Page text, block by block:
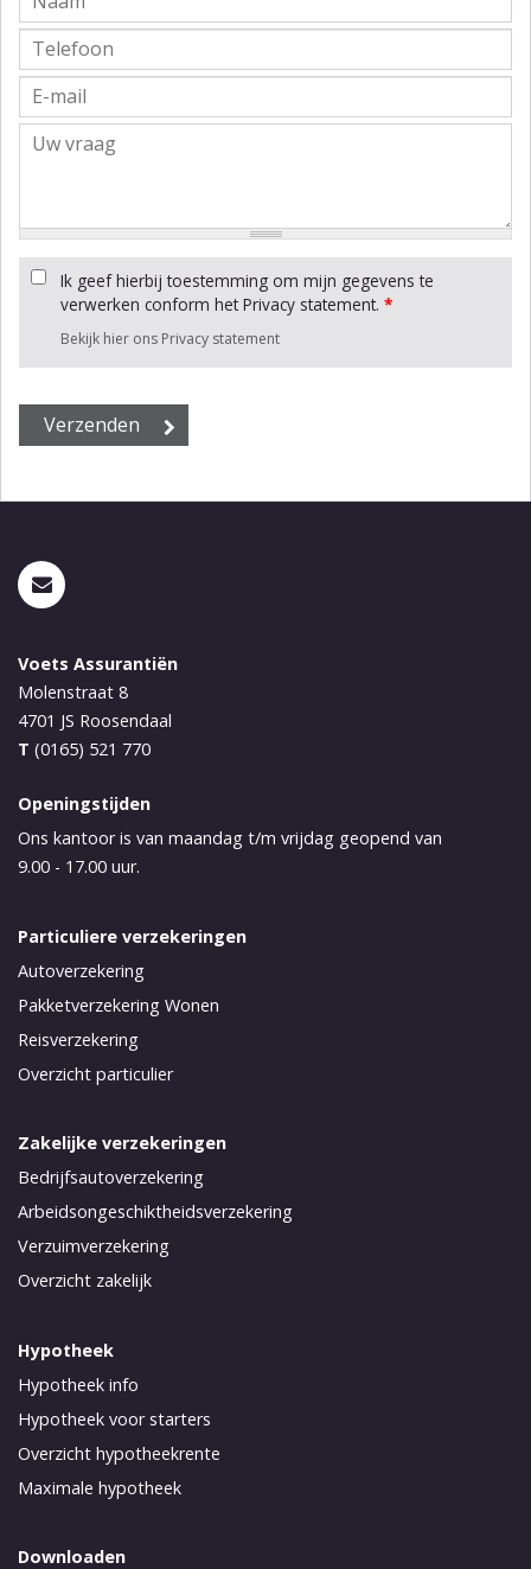
Ik geef hierbij toestemming om mijn gegevens te
verwerken conform het Privacy statement. *
Bekijk hier ons Privacy statement
Voets Assurantiën
Molenstraat 8
4701 JS Roosendaal
T (0165) 521 770
Openingstijden
Ons kantoor is van maandag t/m vrijdag geopend van
9.00 - 17.00 uur.
Particuliere verzekeringen
Autoverzekering
Pakketverzekering Wonen
Reisverzekering
Overzicht particulier
Zakelijke verzekeringen
Bedrijfsautoverzekering
Arbeidsongeschiktheidsverzekering
Verzuimverzekering
Overzicht zakelijk
Hypotheek
Hypotheek info
Hypotheek voor starters
Overzicht hypotheekrente
Maximale hypotheek
Downloaden